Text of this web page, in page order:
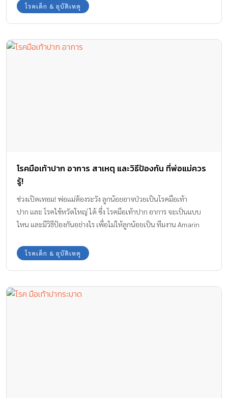
โรคเด็ก & อุบัติเหตุ
โรคมือเท้าปาก อาการ สาเหตุ และวิธีป้องกัน ที่พ่อแม่ควร
รู้!
ช่วงเปิดเทอม! พ่อแม่ต้องระวัง ลูกน้อยอาจป่วยเป็นโรคมือเท้า
ปาก และ โรคไข้หวัดใหญ่ ได้ ซึ่ง โรคมือเท้าปาก อาการ จะเป็นแบบ
ไหน และมีวิธีป้องกันอย่างไร เพื่อไม่ให้ลูกน้อยเป็น ทีมงาน Amarin
โรคเด็ก & อุบัติเหตุ